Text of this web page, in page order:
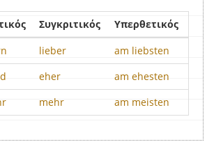
Συγκριτικός
Υπερθετικός
lieber
am liebsten
eher
am ehesten
mehr am meisten